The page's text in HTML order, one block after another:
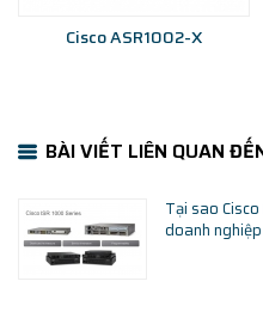
Cisco ASR1002-X
BÀI VIẾT LIÊN QUAN
Tại sao
doanh